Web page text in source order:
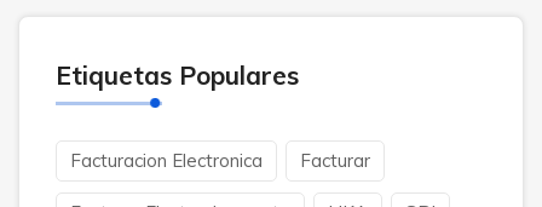
Etiquetas Populares
Facturacion Electronica Facturar